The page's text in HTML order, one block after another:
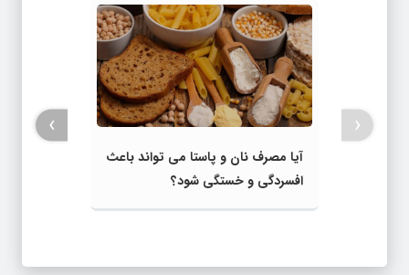
آیا مصرف نان و پاستا می‌ تواند باعث
افسردگی و خستگی شود؟
‹
›